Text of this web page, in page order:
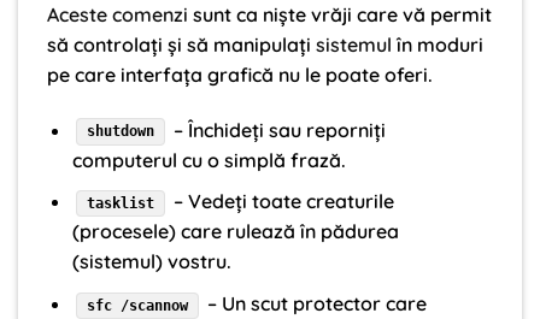
Aceste comenzi sunt ca niște vrăji care vă permit
să controlați și să manipulați sistemul în moduri
pe care interfața grafică nu le poate oferi.
shutdown
– Închideți sau reporniți
computerul cu o simplă frază.
tasklist
– Vedeți toate creaturile
(procesele) care rulează în pădurea
(sistemul) vostru.
sfc /scannow
– Un scut protector care